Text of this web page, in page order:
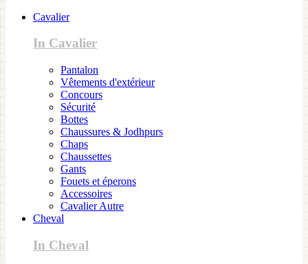
Cavalier
In Cavalier
Pantalon
Vêtements d'extérieur
Concours
Sécurité
Bottes
Chaussures & Jodhpurs
Chaps
Chaussettes
Gants
Fouets et éperons
Accessoires
Cavalier Autre
Cheval
In Cheval